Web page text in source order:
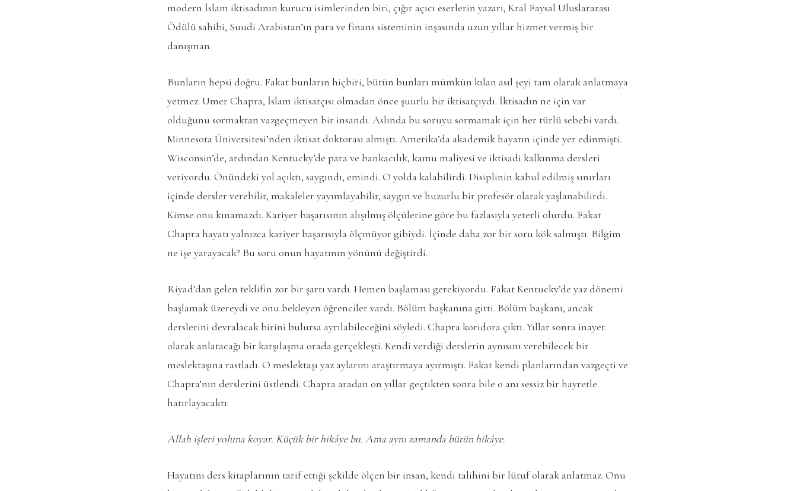
modern İslam iktisadının kurucu isimlerinden biri, çığır açıcı eserlerin yazarı, Kral Faysal Uluslararası
Ödülü sahibi, Suudi Arabistan’ın para ve finans sisteminin inşasında uzun yıllar hizmet vermiş bir
danışman.
Bunların hepsi doğru. Fakat bunların hiçbiri, bütün bunları mümkün kılan asıl şeyi tam olarak anlatmaya
yetmez. Umer Chapra, İslam iktisatçısı olmadan önce şuurlu bir iktisatçıydı. İktisadın ne için var
olduğunu sormaktan vazgeçmeyen bir insandı. Aslında bu soruyu sormamak için her türlü sebebi vardı.
Minnesota Üniversitesi’nden iktisat doktorası almıştı. Amerika’da akademik hayatın içinde yer edinmişti.
Wisconsin’de, ardından Kentucky’de para ve bankacılık, kamu maliyesi ve iktisadi kalkınma dersleri
veriyordu. Önündeki yol açıktı, saygındı, emindi. O yolda kalabilirdi. Disiplinin kabul edilmiş sınırları
içinde dersler verebilir, makaleler yayımlayabilir, saygın ve huzurlu bir profesör olarak yaşlanabilirdi.
Kimse onu kınamazdı. Kariyer başarısının alışılmış ölçülerine göre bu fazlasıyla yeterli olurdu. Fakat
Chapra hayatı yalnızca kariyer başarısıyla ölçmüyor gibiydi. İçinde daha zor bir soru kök salmıştı. Bilgim
ne işe yarayacak? Bu soru onun hayatının yönünü değiştirdi.
Riyad’dan gelen teklifin zor bir şartı vardı. Hemen başlaması gerekiyordu. Fakat Kentucky’de yaz dönemi
başlamak üzereydi ve onu bekleyen öğrenciler vardı. Bölüm başkanına gitti. Bölüm başkanı, ancak
derslerini devralacak birini bulursa ayrılabileceğini söyledi. Chapra koridora çıktı. Yıllar sonra inayet
olarak anlatacağı bir karşılaşma orada gerçekleşti. Kendi verdiği derslerin aynısını verebilecek bir
meslektaşına rastladı. O meslektaşı yaz aylarını araştırmaya ayırmıştı. Fakat kendi planlarından vazgeçti ve
Chapra’nın derslerini üstlendi. Chapra aradan on yıllar geçtikten sonra bile o anı sessiz bir hayretle
hatırlayacaktı:
Allah işleri yoluna koyar. Küçük bir hikâye bu. Ama aynı zamanda bütün hikâye.
Hayatını ders kitaplarının tarif ettiği şekilde ölçen bir insan, kendi talihini bir lütuf olarak anlatmaz. Onu